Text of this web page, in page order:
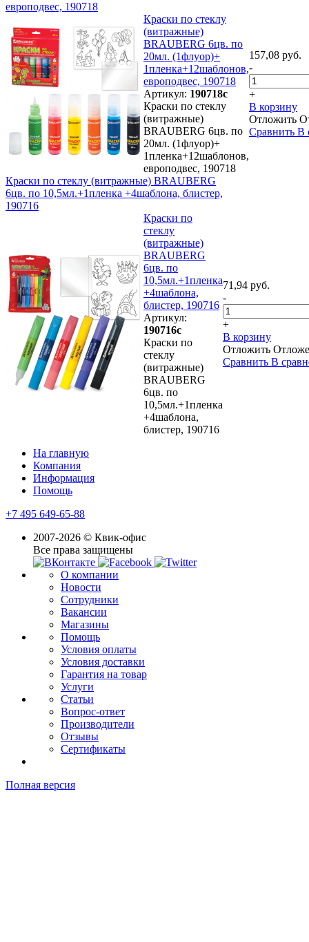
европодвес, 190718
Краски по стеклу
(витражные)
BRAUBERG 6цв. по
20мл. (1флуор)+
1пленка+12шаблонов,
европодвес, 190718
Артикул: 190718с
Краски по стеклу
(витражные)
BRAUBERG 6цв. по
20мл. (1флуор)+
1пленка+12шаблонов,
европодвес, 190718
157,08 руб.
-
+
В корзину
Отложить
Сравнить В
Краски по стеклу (витражные) BRAUBERG
6цв. по 10,5мл.+1пленка +4шаблона, блистер,
190716
Краски по
стеклу
(витражные)
BRAUBERG
6цв. по
10,5мл.+1пленка
+4шаблона,
блистер, 190716
Артикул:
190716с
Краски по
стеклу
(витражные)
BRAUBERG
6цв. по
10,5мл.+1пленка
+4шаблона,
блистер, 190716
71,94 руб.
-
+
В корзину
Отложить
Сравнить В
На главную
Компания
Информация
Помощь
+7 495 649-65-88
2007-2026 © Квик-офис
Все права защищены
О компании
Новости
Сотрудники
Вакансии
Магазины
Помощь
Условия оплаты
Условия доставки
Гарантия на товар
Услуги
Статьи
Вопрос-ответ
Производители
Отзывы
Сертификаты
Полная версия